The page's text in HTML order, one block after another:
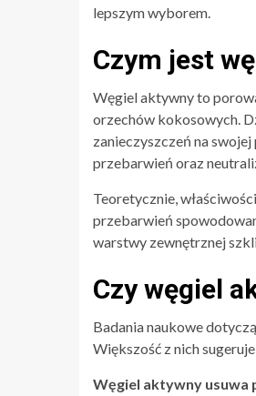
lepszym wyborem.
Czym jest
Węgiel aktywny to
orzechów kokosowych.
zanieczyszczeń na
przebarwień oraz
Teoretycznie,
przebarwień
warstwy zewnętrznej
Czy węgiel
Badania naukowe
Większość z nich
Węgiel aktywny usuwa